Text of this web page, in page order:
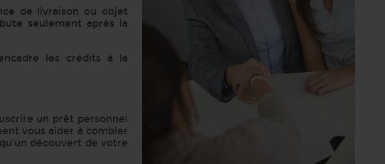
de livraison ou objet
seulement après la
les crédits à la
un prêt personnel
vous aider à combler
découvert de votre